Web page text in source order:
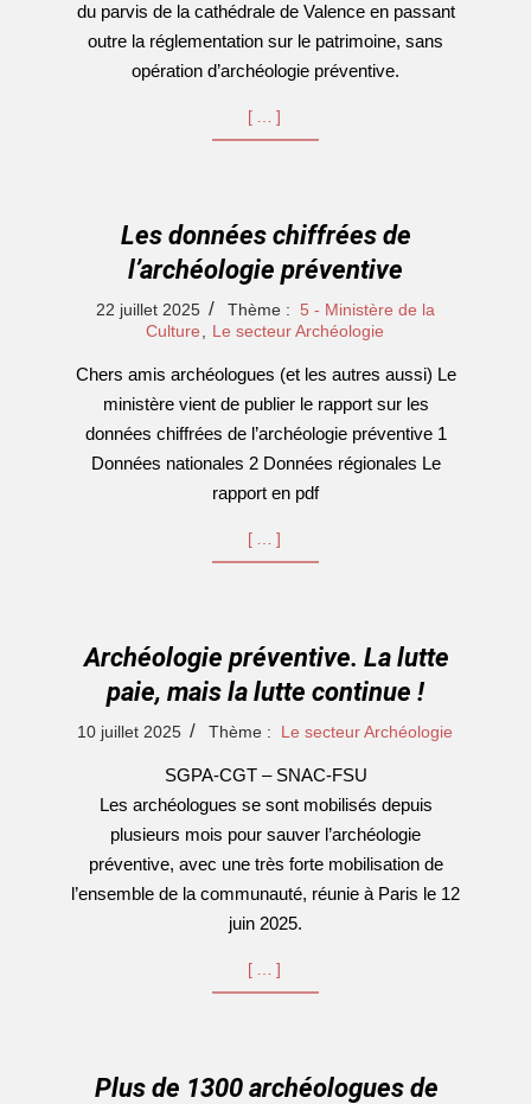
du parvis de la cathédrale de Valence en passant
outre la réglementation sur le patrimoine, sans
opération d’archéologie préventive.
[…]
Les données chiffrées de
l’archéologie préventive
2025-22 juillet 2025 Thème :
5 - Ministère de la
Culture
Le secteur Archéologie
Chers amis archéologues (et les autres aussi) Le
ministère vient de publier le rapport sur les
données chiffrées de l’archéologie préventive 1
Données nationales 2 Données régionales Le
rapport en pdf
[…]
Archéologie préventive. La lutte
paie, mais la lutte continue !
2025-
10 juillet 2025 Thème : Le secteur Archéologie
SGPA-CGT – SNAC-FSU
Les archéologues se sont mobilisés depuis
plusieurs mois pour sauver l’archéologie
préventive, avec une très forte mobilisation de
l’ensemble de la communauté, réunie à Paris le 12
juin 2025.
[…]
Plus de 1300 archéologues de